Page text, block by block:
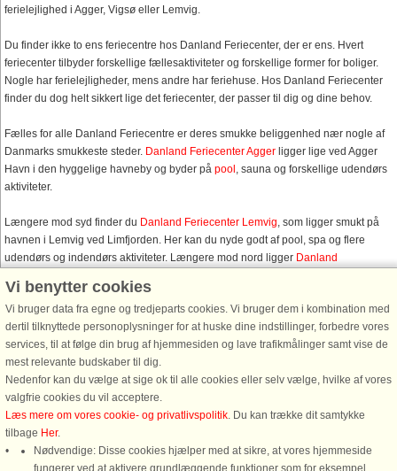
ferielejlighed i Agger, Vigsø eller Lemvig.
Du finder ikke to ens feriecentre hos Danland Feriecenter, der er ens. Hvert
feriecenter tilbyder forskellige fællesaktiviteter og forskellige former for boliger.
Nogle har ferielejligheder, mens andre har feriehuse. Hos Danland Feriecenter
finder du dog helt sikkert lige det feriecenter, der passer til dig og dine behov.
Fælles for alle Danland Feriecentre er deres smukke beliggenhed nær nogle af
Danmarks smukkeste steder. Danland Feriecenter Agger ligger lige ved Agger
Havn i den hyggelige havneby og byder på pool , sauna og forskellige udendørs
aktiviteter.
Længere mod syd finder du Danland Feriecenter Lemvig, som ligger smukt på
havnen i Lemvig ved Limfjorden. Her kan du nyde godt af pool, spa og flere
udendørs og indendørs aktiviteter. Længere mod nord ligger Danland
aktiviteter.
Spørgsmål og svar omkring Vorupør
Vi har samlet nogle af de spørgsmål, som vi ofte modtager fra vores gæster.
Hvor mange sommerhuse har DanCenter omkring Vorupør?
Vi benytter cookies
Vi bruger data fra egne og tredjeparts cookies. Vi bruger dem i kombination med
dertil tilknyttede personoplysninger for at huske dine indstillinger, forbedre vores
services, til at følge din brug af hjemmesiden og lave trafikmålinger samt vise de
mest relevante budskaber til dig.
Nedenfor kan du vælge at sige ok til alle cookies eller selv vælge, hvilke af vores
valgfrie cookies du vil acceptere.
Læs mere om vores cookie- og privatlivspolitik. Du kan trække dit samtykke
tilbage Her.
Nødvendige: Disse cookies hjælper med at sikre, at vores hjemmeside
fungerer ved at aktivere grundlæggende funktioner som for eksempel